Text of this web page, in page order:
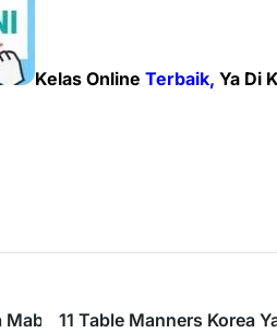
Kelas Online Terbaik, Ya Di
Mabuk11 Table Manners Korea